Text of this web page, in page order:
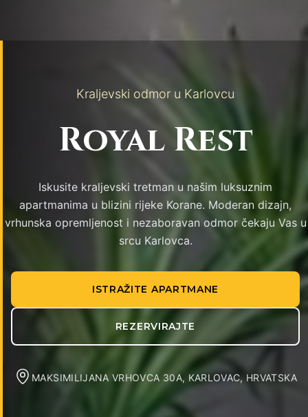
Kraljevski odmor u Karlovcu
Royal Rest
Iskusite kraljevski tretman u našim luksuznim
apartmanima u blizini rijeke Korane. Moderan dizajn,
vrhunska opremljenost i nezaboravan odmor čekaju Vas u
srcu Karlovca.
ISTRAŽITE APARTMANE
REZERVIRAJTE
MAKSIMILIJANA VRHOVCA 30A, KARLOVAC, HRVATSKA